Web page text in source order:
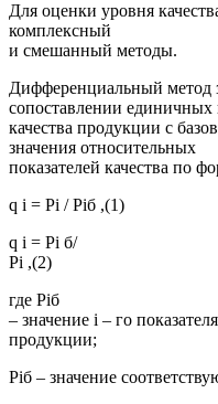
Для оценки уровня
комплексный
и смешанный методы.
Дифференциальный метод
сопоставлении единичных
качества продукции с
значения относительных
показателей качества по
q i = Pi / Piб ,(1)
q i = Pi б/
Pi ,(2)
где Piб
– значение i – го
продукции;
Piб – значение